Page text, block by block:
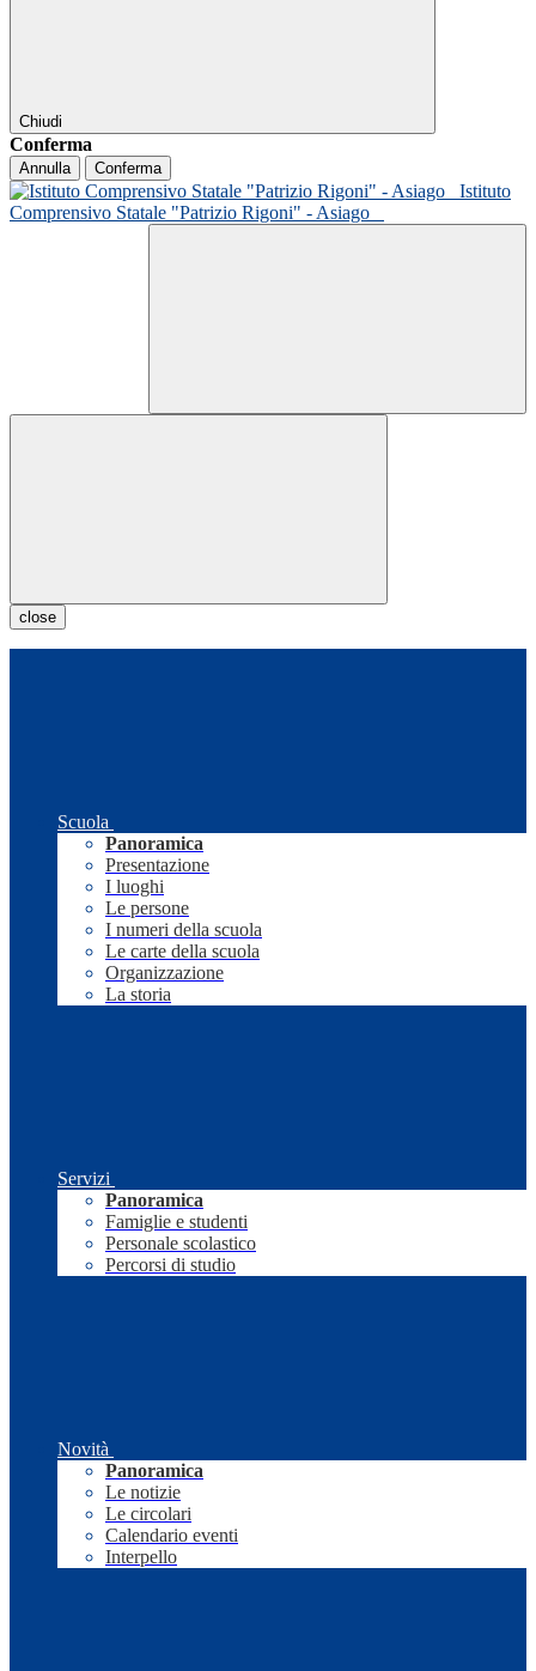
Chiudi
Conferma
Annulla Conferma
Istituto
Comprensivo Statale "Patrizio Rigoni" - Asiago
close
Scuola
Panoramica
Presentazione
I luoghi
Le persone
I numeri della scuola
Le carte della scuola
Organizzazione
La storia
Servizi
Panoramica
Famiglie e studenti
Personale scolastico
Percorsi di studio
Novità
Panoramica
Le notizie
Le circolari
Calendario eventi
Interpello